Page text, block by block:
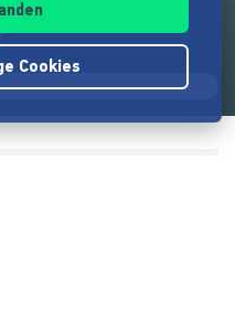
Album
Cookies